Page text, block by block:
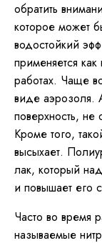
обратить
которое может
водостойкий
применяется
работах. Чаще
виде аэрозоля.
поверхность, не
Кроме того,
высыхает.
лак, который
и повышает его
Часто во время
называемые